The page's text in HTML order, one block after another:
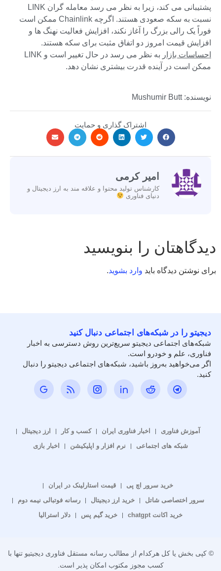
پشتیبانی می کند، زیرا به نظر می رسد معامله گران LINK
نسبت به سکه صعودی هستند. اگرچه Chainlink ممکن است
فوراً یک رالی بزرگ را آغاز نکند، افزایش فعالیت نهنگ ها و
افزایش قیمت امروز دو اتفاق مثبت برای سکه هستند.
احساسات بازار
به نظر می رسد در حال تغییر است و LINK
ممکن است در آینده قدرت بیشتری نشان دهد.
نویسنده: Mushumir Butt
اشتراک گذاری و حمایت
امیر کرمی
کارشناس تولید محتوا و علاقه مند به ارز دیجیتال و
دنیای فناوری
دیدگاهتان را بنویسید
برای نوشتن دیدگاه باید وارد بشوید.
دیجیتو را در شبکه‌های اجتماعی دنبال کنید
شبکه‌های اجتماعی دیجیتو سریع‌ترین روش دسترسی به اخبار
فناوری، علم و خودرو است.
اگر می‌خواهید به‌روز باشید، شبکه‌های اجتماعی دیجیتو را دنبال
کنید.
آموزش فناوری اخبار فناوری ایران کسب و کار
ارز دیجیتال
شبکه های اجتماعی
نرم افزار و اپلیکیشن اخبار بازی
خرید سرور اچ پی
قیمت استارلینک در ایران
سرور اختصاصی شاتل
خرید ارز دیجیتال
رسانه فوتبالی نیمه دوم
خرید اکانت chatgpt
خرید گیم پس دلار استرالیا
© کپی بخش یا کل هرکدام از مطالب رسانه مستقل فناوری دیجیتیو تنها با
کسب مجوز مکتوب امکان پذیر است.